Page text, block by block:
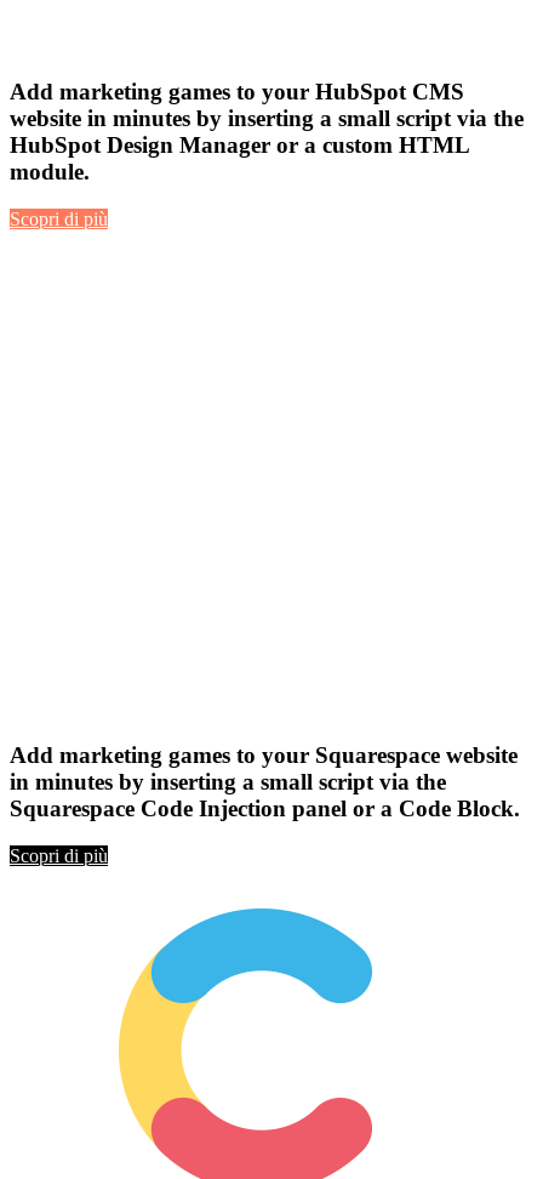
Add marketing games to your HubSpot CMS
website in minutes by inserting a small script via the
HubSpot Design Manager or a custom HTML
module.
Scopri di più
Add marketing games to your Squarespace website
in minutes by inserting a small script via the
Squarespace Code Injection panel or a Code Block.
Scopri di più